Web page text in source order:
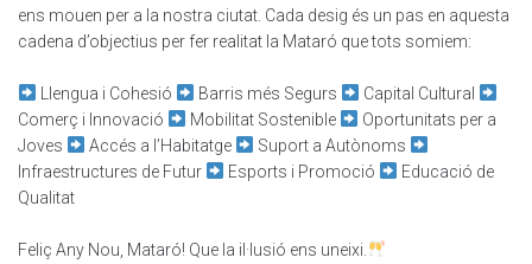
ens mouen per a la nostra ciutat. Cada desig és un pas en aquesta
cadena d’objectius per fer realitat la Mataró que tots somiem:
Llengua i Cohesió Barris més Segurs
Capital Cultural
Comerç i Innovació
Mobilitat Sostenible
Oportunitats per a
Joves
Accés a l’Habitatge
Suport a Autònoms
Infraestructures de Futur
Esports i Promoció
Educació de
Qualitat
Feliç Any Nou, Mataró! Que la il·lusió ens uneixi.